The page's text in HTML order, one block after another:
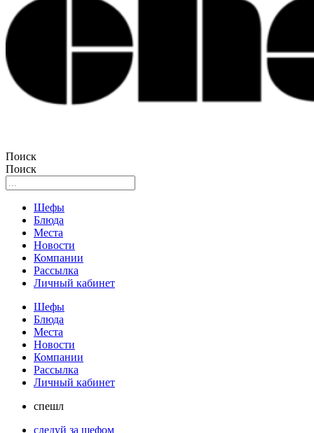
Поиск
Поиск
Шефы
Блюда
Места
Новости
Компании
Рассылка
Личный кабинет
Шефы
Блюда
Места
Новости
Компании
Рассылка
Личный кабинет
спешл
следуй за шефом